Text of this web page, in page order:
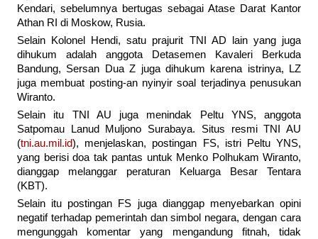
Kendari, sebelumnya bertugas sebagai Atase Darat Kantor
Athan RI di Moskow, Rusia.
Selain Kolonel Hendi, satu prajurit TNI AD lain yang juga
dihukum adalah anggota Detasemen Kavaleri Berkuda
Bandung, Sersan Dua Z juga dihukum karena istrinya, LZ
juga membuat posting-an nyinyir soal terjadinya penusukan
Wiranto.
Selain itu TNI AU juga menindak Peltu YNS, anggota
Satpomau Lanud Muljono Surabaya. Situs resmi TNI AU
(tni.au.mil.id), menjelaskan, postingan FS, istri Peltu YNS,
yang berisi doa tak pantas untuk Menko Polhukam Wiranto,
dianggap melanggar peraturan Keluarga Besar Tentara
(KBT).
Selain itu postingan FS juga dianggap menyebarkan opini
negatif terhadap pemerintah dan simbol negara, dengan cara
mengunggah komentar yang mengandung fitnah, tidak